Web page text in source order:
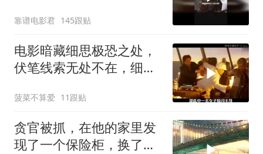
靠谱电影君 145跟贴
电影暗藏细思极恐之处，
伏笔线索无处不在，细节
菠菜不算爱 11跟贴
贪官被抓，在他的家里发
现了一个保险柜，换了十